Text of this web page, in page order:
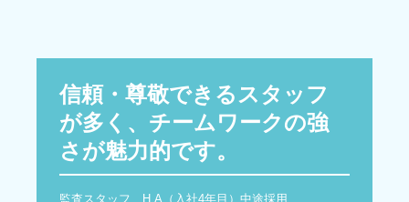
信頼・尊敬できるスタッフ
が多く、チームワークの強
さが魅力的です。
監査スタッフ　H.A（入社4年目）中途採用